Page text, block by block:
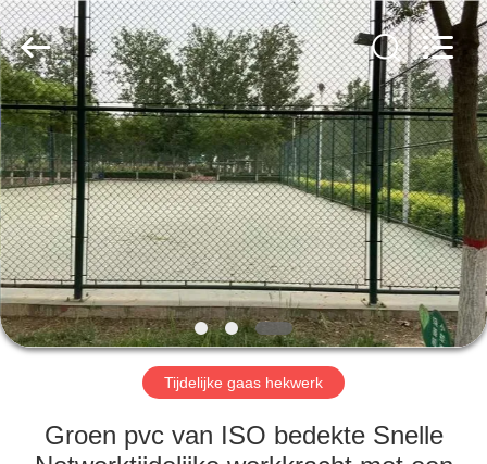
HUIS
PRODUCTEN
VR-
SHOW
ONGEVEER
yuanhai
wire
mesh
products
Co.,
Ltd.
All
Rights
Reserved.
Tijdelijke gaas hekwerk
Groen pvc van ISO bedekte Snelle